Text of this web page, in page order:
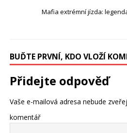
Mafia extrémní jízda:
BUĎTE PRVNÍ, KDO VLOŽÍ
Přidejte odpověď
Vaše e-mailová adresa nebude
komentář